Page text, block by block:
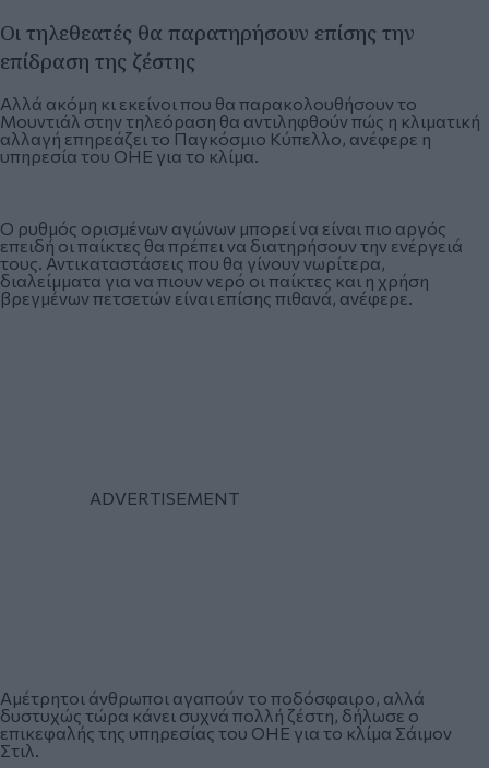
Οι τηλεθεατές θα παρατηρήσουν επίσης την
επίδραση της ζέστης
Αλλά ακόμη κι εκείνοι που θα παρακολουθήσουν το
Μουντιάλ στην τηλεόραση θα αντιληφθούν πώς η κλιματική
αλλαγή επηρεάζει το Παγκόσμιο Κύπελλο, ανέφερε η
υπηρεσία του ΟΗΕ για το κλίμα.
Ο ρυθμός ορισμένων αγώνων μπορεί να είναι πιο αργός
επειδή οι παίκτες θα πρέπει να διατηρήσουν την ενέργειά
τους. Αντικαταστάσεις που θα γίνουν νωρίτερα,
διαλείμματα για να πιουν νερό οι παίκτες και η χρήση
βρεγμένων πετσετών είναι επίσης πιθανά, ανέφερε.
Αμέτρητοι άνθρωποι αγαπούν το ποδόσφαιρο, αλλά
δυστυχώς τώρα κάνει συχνά πολλή ζέστη, δήλωσε ο
επικεφαλής της υπηρεσίας του ΟΗΕ για το κλίμα Σάιμον
Στιλ.